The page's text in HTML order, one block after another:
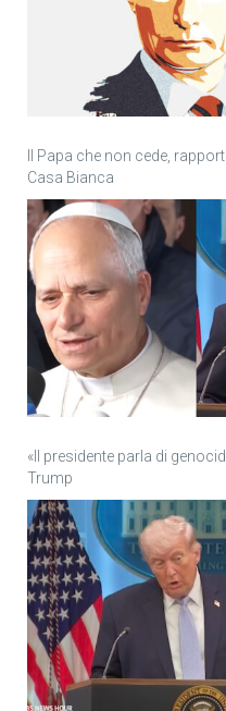
Il Papa che non cede,
Casa Bianca
«Il presidente parla di
Trump